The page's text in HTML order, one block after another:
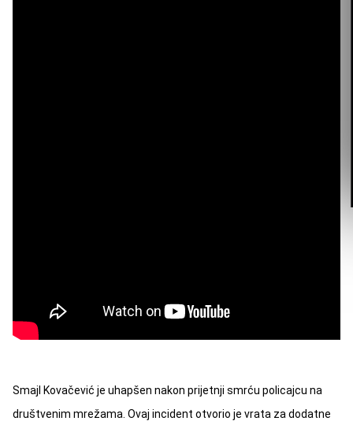
Smajl Kovačević je uhapšen nakon prijetnji smrću policajcu na
društvenim mrežama. Ovaj incident otvorio je vrata za dodatne